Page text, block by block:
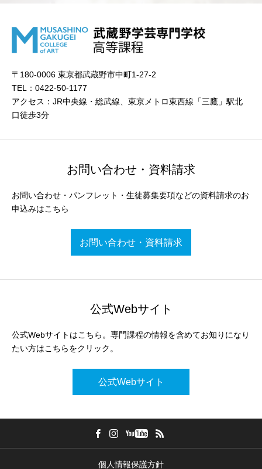
〒180-0006 東京都武蔵野市中町1-27-2
TEL：0422-50-1177
アクセス：JR中央線・総武線、東京メトロ東西線「三鷹」駅北
口徒歩3分
お問い合わせ・資料請求
お問い合わせ・パンフレット・生徒募集要項などの資料請求のお
申込みはこちら
お問い合わせ・資料請求
公式Webサイト
公式Webサイトはこちら。専門課程の情報を含めてお知りになり
たい方はこちらをクリック。
公式Webサイト
個人情報保護方針